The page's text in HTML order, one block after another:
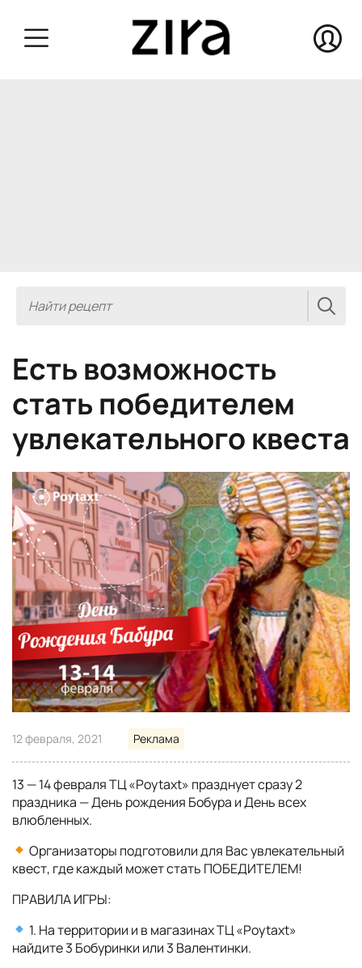
Есть возможность
стать победителем
увлекательного квеста
12 февраля, 2021 Реклама
13 — 14 февраля ТЦ «Poytaxt» празднует сразу 2
праздника — День рождения Бобура и День всех
влюбленных.
Организаторы подготовили для Вас увлекательный
квест, где каждый может стать ПОБЕДИТЕЛЕМ!
ПРАВИЛА ИГРЫ:
1. На территории и в магазинах ТЦ «Poytaxt»
найдите 3 Бобуринки или 3 Валентинки.